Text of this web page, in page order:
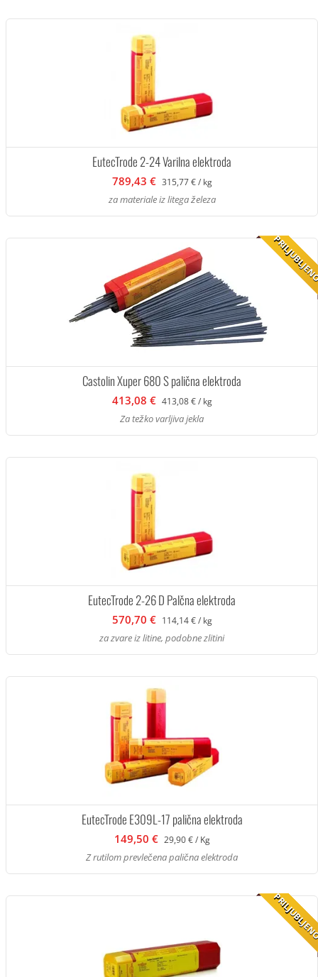
EutecTrode 2-24 Varilna elektroda
789,43 € 315,77 € / kg
za materiale iz litega železa
Castolin Xuper 680 S palična elektroda
413,08 € 413,08 € / kg
Za težko varljiva jekla
EutecTrode 2-26 D Palčna elektroda
570,70 € 114,14 € / kg
za zvare iz litine, podobne zlitini
EutecTrode E309L-17 palična elektroda
149,50 € 29,90 € / Kg
Z rutilom prevlečena palična elektroda